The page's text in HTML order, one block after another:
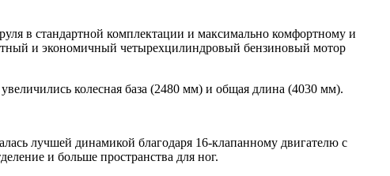
в стандартной комплектации и максимально комфортному и
и экономичный четырехцилиндровый бензиновый мотор
колесная база (2480 мм) и общая длина (4030 мм).
лучшей динамикой благодаря 16-клапанному двигателю с
и больше пространства для ног.